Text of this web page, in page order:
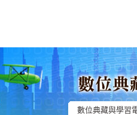
數位典藏與學習